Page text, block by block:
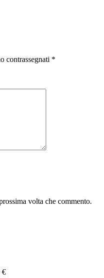
contrassegnati *
volta che commento.
€